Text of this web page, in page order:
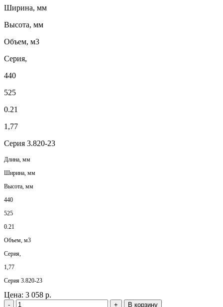
Ширина, мм
Высота, мм
Объем, м3
Серия,
440
525
0.21
1,77
Серия 3.820-23
Длина, мм
Ширина, мм
Высота, мм
440
525
0.21
Объем, м3
Серия,
1,77
Серия 3.820-23
Цена: 3 058 р.
- + В корзину